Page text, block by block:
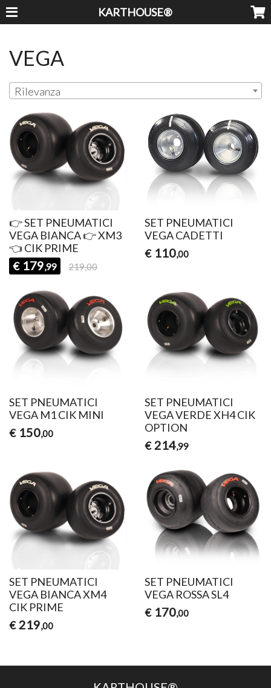
KARTHOUSE®
VEGA
Rilevanza
👉 SET PNEUMATICI
VEGA BIANCA 👉 XM3
👈 CIK PRIME
€ 179,99 219,00
SET PNEUMATICI
VEGA CADETTI
€ 110,00
SET PNEUMATICI
VEGA M1 CIK MINI
€ 150,00
SET PNEUMATICI
VEGA VERDE XH4 CIK
OPTION
€ 214,99
SET PNEUMATICI
VEGA BIANCA XM4
CIK PRIME
€ 219,00
SET PNEUMATICI
VEGA ROSSA SL4
€ 170,00